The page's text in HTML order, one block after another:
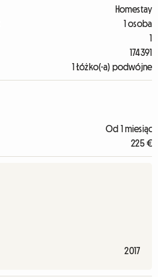
Homestay
1 osoba
1
174391
1 Łóżko(-a) podwójne
Od 1 miesiąc
225 €
2017